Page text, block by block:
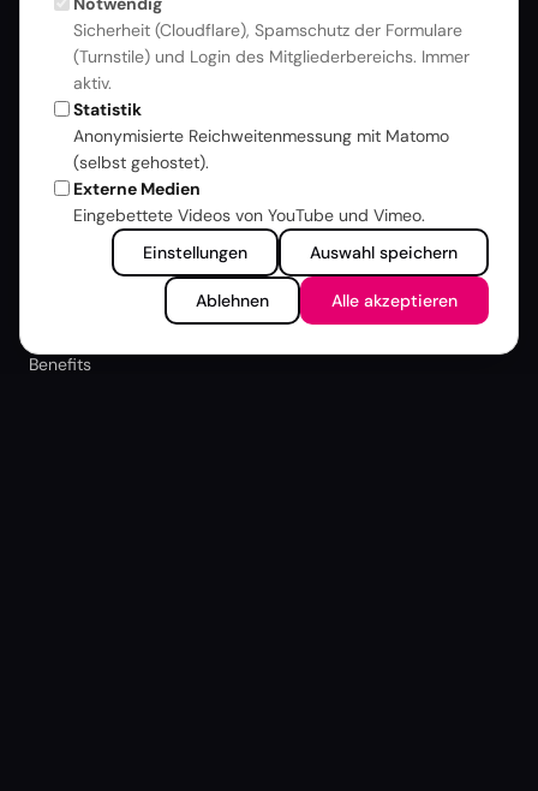
Medienkontakt
Events
ANGA COM 2026
MIP#7
Mitgliederversammlung
Summer Lounge
Benefits
Sicherheit (Cloudflare), Spamschutz der Formulare
(Turnstile) und Login des Mitgliederbereichs. Immer
aktiv.
Statistik
Anonymisierte Reichweitenmessung mit Matomo
(selbst gehostet).
Externe Medien
Eingebettete Videos von YouTube und Vimeo.
Einstellungen
Auswahl speichern
Ablehnen Alle akzeptieren